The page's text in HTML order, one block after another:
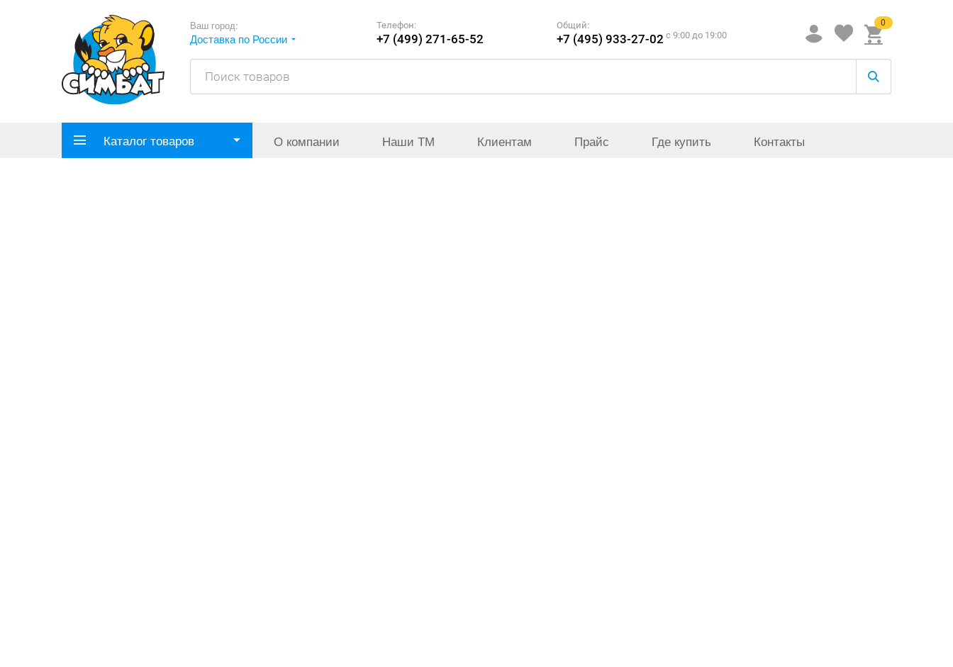
Ваш город:
Доставка по России
Телефон:
+7 (499) 271-65-52
Общий:
+7 (495) 933-27-02 c 9:00 до 19:00
0
Каталог товаров О компании Наши ТМ Клиентам Прайс Где купить Контакты